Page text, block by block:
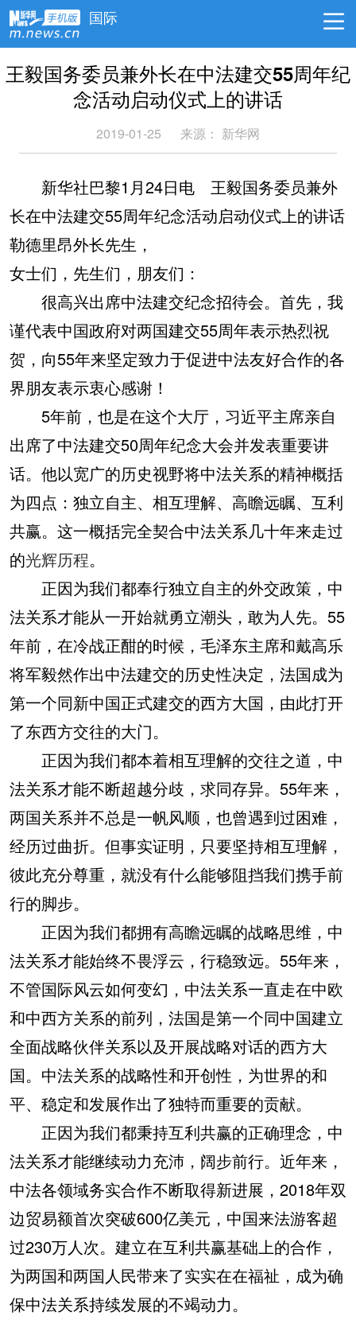
国际
王毅国务委员兼外长在中法建交55周年纪
念活动启动仪式上的讲话
2019-01-25 来源： 新华网
新华社巴黎1月24日电 王毅国务委员兼外
长在中法建交55周年纪念活动启动仪式上的讲话
勒德里昂外长先生，
女士们，先生们，朋友们：
很高兴出席中法建交纪念招待会。首先，我
谨代表中国政府对两国建交55周年表示热烈祝
贺，向55年来坚定致力于促进中法友好合作的各
界朋友表示衷心感谢！
5年前，也是在这个大厅，习近平主席亲自
出席了中法建交50周年纪念大会并发表重要讲
话。他以宽广的历史视野将中法关系的精神概括
为四点：独立自主、相互理解、高瞻远瞩、互利
共赢。这一概括完全契合中法关系几十年来走过
的光辉历程。
正因为我们都奉行独立自主的外交政策，中
法关系才能从一开始就勇立潮头，敢为人先。55
年前，在冷战正酣的时候，毛泽东主席和戴高乐
将军毅然作出中法建交的历史性决定，法国成为
第一个同新中国正式建交的西方大国，由此打开
了东西方交往的大门。
正因为我们都本着相互理解的交往之道，中
法关系才能不断超越分歧，求同存异。55年来，
两国关系并不总是一帆风顺，也曾遇到过困难，
经历过曲折。但事实证明，只要坚持相互理解，
彼此充分尊重，就没有什么能够阻挡我们携手前
行的脚步。
正因为我们都拥有高瞻远瞩的战略思维，中
法关系才能始终不畏浮云，行稳致远。55年来，
不管国际风云如何变幻，中法关系一直走在中欧
和中西方关系的前列，法国是第一个同中国建立
全面战略伙伴关系以及开展战略对话的西方大
国。中法关系的战略性和开创性，为世界的和
平、稳定和发展作出了独特而重要的贡献。
正因为我们都秉持互利共赢的正确理念，中
法关系才能继续动力充沛，阔步前行。近年来，
中法各领域务实合作不断取得新进展，2018年双
边贸易额首次突破600亿美元，中国来法游客超
过230万人次。建立在互利共赢基础上的合作，
为两国和两国人民带来了实实在在福祉，成为确
保中法关系持续发展的不竭动力。